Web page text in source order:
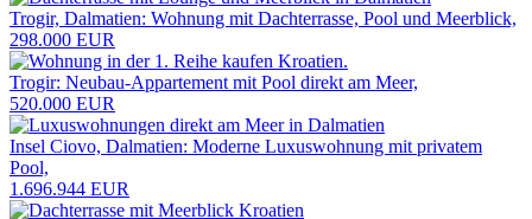
Trogir, Dalmatien: Wohnung mit Dachterrasse, Pool und Meerblick,
298.000 EUR
Trogir: Neubau-Appartement mit Pool direkt am Meer,
520.000 EUR
Insel Ciovo, Dalmatien: Moderne Luxuswohnung mit privatem
Pool,
1.696.944 EUR